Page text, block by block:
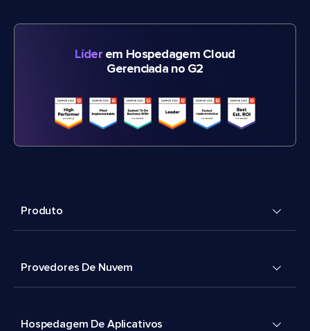
Líderem Hospedagem Cloud
Gerenciada no G2
Produto
Provedores De Nuvem
Hospedagem De Aplicativos